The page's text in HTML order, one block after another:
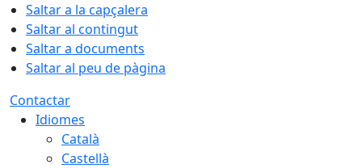
Saltar a la capçalera
Saltar al contingut
Saltar a documents
Saltar al peu de pàgina
Contactar
Idiomes
Català
Castellà